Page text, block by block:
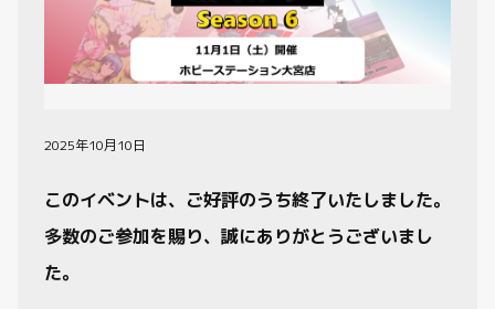
ゲームプレイ
制限・禁止カード
2025年10月10日
このイベントは、ご好評のうち終了いたしました。
多数のご参加を賜り、誠にありがとうございまし
た。